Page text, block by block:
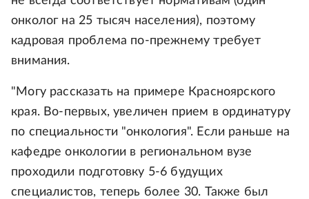
онколог на 25 тысяч населения), поэтому
кадровая проблема по-прежнему требует
внимания.
"Могу рассказать на примере Красноярского
края. Во-первых, увеличен прием в ординатуру
по специальности "онкология". Если раньше на
кафедре онкологии в региональном вузе
проходили подготовку 5-6 будущих
специалистов, теперь более 30. Также был